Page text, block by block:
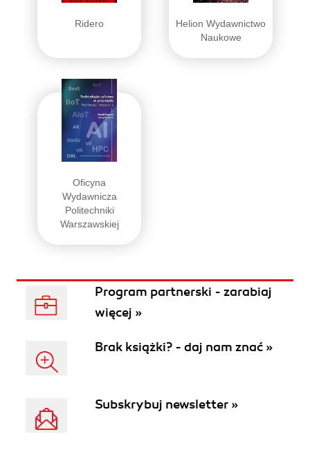
Ridero
Helion Wydawnictwo
Naukowe
Oficyna
Wydawnicza
Politechniki
Warszawskiej
Program partnerski - zarabiaj
więcej »
Brak książki? - daj nam znać »
Subskrybuj newsletter »